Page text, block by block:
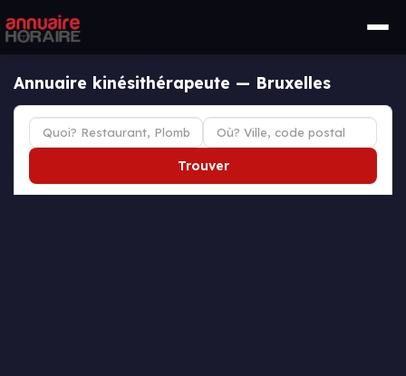
Annuaire kinésithérapeute — Bruxelles
Trouver